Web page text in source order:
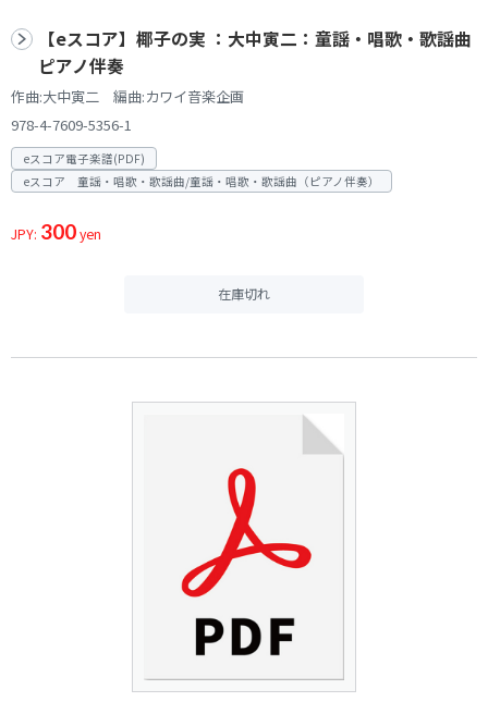
【eスコア】椰子の実 ：大中寅二：童謡・唱歌・歌謡曲
ピアノ伴奏
作曲:大中寅二 編曲:カワイ音楽企画
978-4-7609-5356-1
eスコア電子楽譜(PDF)
eスコア 童謡・唱歌・歌謡曲/童謡・唱歌・歌謡曲（ピアノ伴奏）
JPY: 300yen
在庫切れ